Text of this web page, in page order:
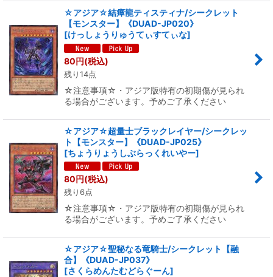
☆アジア☆結瘴龍ティスティナ/シークレット
【モンスター】《DUAD-JP020》
[けっしょうりゅうてぃすてぃな]
80円(税込)
残り14点
☆注意事項☆・アジア版特有の初期傷が見られ
る場合がございます。予めご了承ください
☆アジア☆超量士ブラックレイヤー/シークレッ
ト【モンスター】《DUAD-JP025》
[ちょうりょうしぶらっくれいやー]
80円(税込)
残り6点
☆注意事項☆・アジア版特有の初期傷が見られ
る場合がございます。予めご了承ください
☆アジア☆聖秘なる竜騎士/シークレット【融
合】《DUAD-JP037》
[さくらめんたむどらぐーん]